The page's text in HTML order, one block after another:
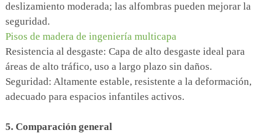
deslizamiento moderada; las alfombras pueden mejorar la
seguridad.
Pisos de madera de ingeniería multicapa
Resistencia al desgaste: Capa de alto desgaste ideal para
áreas de alto tráfico, uso a largo plazo sin daños.
Seguridad: Altamente estable, resistente a la deformación,
adecuado para espacios infantiles activos.
5. Comparación general